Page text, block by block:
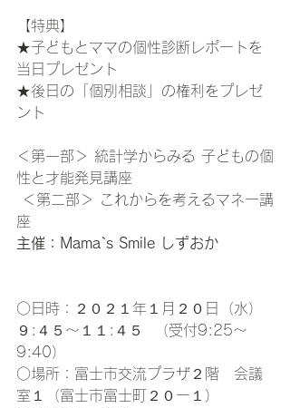
【特典】
★子どもとママの個性診断レポートを
当日プレゼント
★後日の「個別相談」の権利をプレゼ
ント
＜第一部＞ 統計学からみる 子どもの個
性と才能発見講座
座
主催：Mama`s Smile しずおか
○日時：２０２１年１月２０日（水）
９:４５～１１:４５  （受付9:25～
9:40）
○場所：富士市交流プラザ２階　会議
室１（富士市富士町２０ー１）